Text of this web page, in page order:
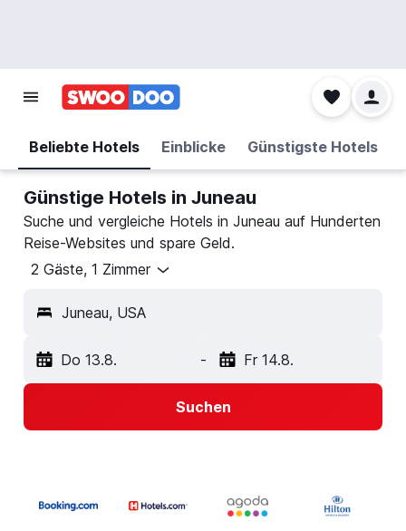
Beliebte Hotels Einblicke Günstigste Hotels
Günstige Hotels in Juneau
Suche und vergleiche Hotels in Juneau auf Hunderten
Reise-Websites und spare Geld.
2 Gäste, 1 Zimmer
Juneau, USA
Do 13.8. - Fr 14.8.
Suchen